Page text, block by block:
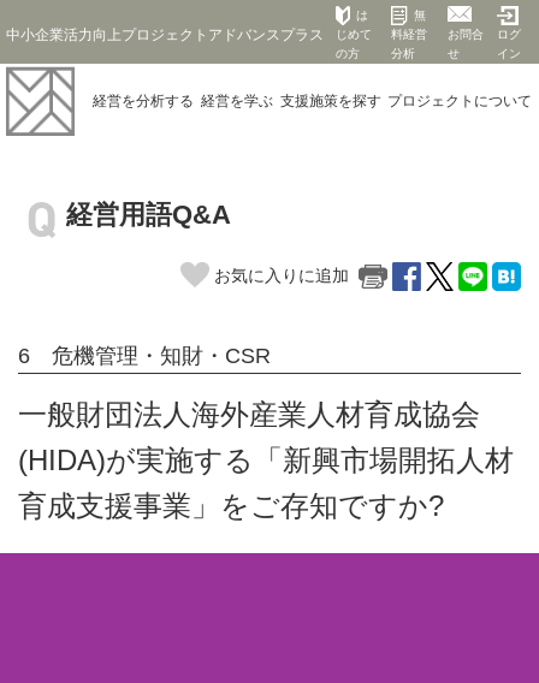
中小企業活力向上プロジェクトアドバンスプラス
は
じめて
の方
無
料経営
分析
お問合
せ
ログ
イン
経営を分析する 経営を学ぶ 支援施策を探す プロジェクト について
経営用語Q&A
お気に入りに追加
6 危機管理・知財・CSR
一般財団法人海外産業人材育成協会
(HIDA)が実施する「新興市場開拓人材
育成支援事業」をご存知ですか?